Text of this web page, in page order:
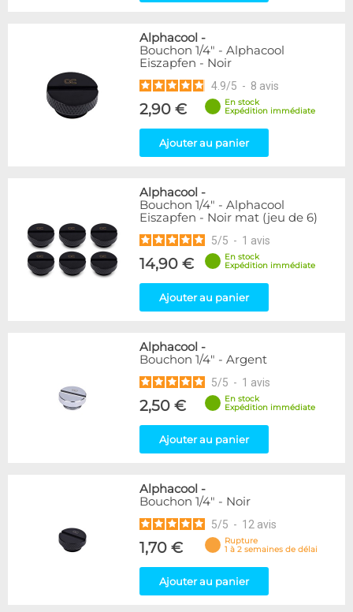
4
12
Carré
4
Coudé 30°
Coudé 90°
94
Mâle 61
Disponibilité / Promotions
Articles en stock
Alphacool -
Bouchon 1/4" - Alphacool
Eiszapfen - Noir
4.9/5 - 8 avis
2,90 €
En stock
Expédition immédiate
Ajouter au panier
Alphacool -
Bouchon 1/4" - Alphacool
Eiszapfen - Noir mat (jeu de 6)
5/5 - 1 avis
14,90 €
En stock
Expédition immédiate
Ajouter au panier
Alphacool -
Bouchon 1/4" - Argent
5/5 - 1 avis
2,50 €
En stock
Expédition immédiate
Ajouter au panier
Alphacool -
Bouchon 1/4" - Noir
5/5 - 12 avis
1,70 €
Rupture
1 à 2 semaines de délai
Ajouter au panier